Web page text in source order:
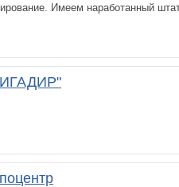
Имеем наработанный